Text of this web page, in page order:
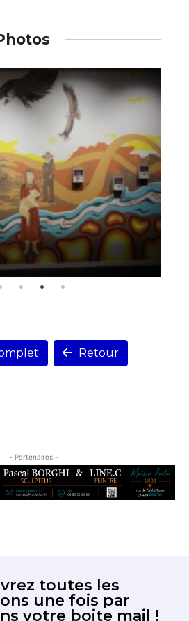
Retour
- Partenaires -
toutes les
une fois par
votre boite mail !